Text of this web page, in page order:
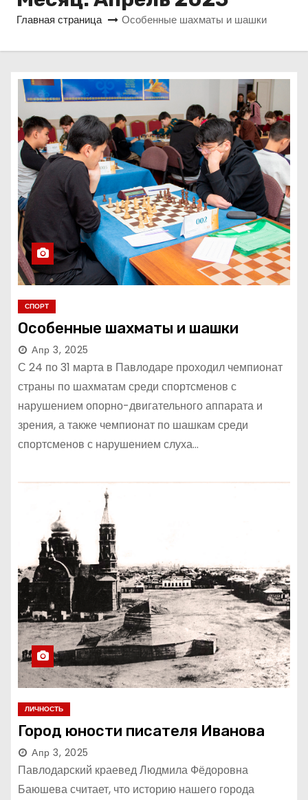
у
Главная страница Особенные шахматы и шашки
СПОРТ
Особенные шахматы и шашки
Апр 3, 2025
С 24 по 31 марта в Павлодаре проходил чемпионат
страны по шахматам среди спортсменов с
нарушением опорно-двигательного аппарата и
зрения, а также чемпионат по шашкам среди
спортсменов с нарушением слуха…
ЛИЧНОСТЬ
Город юности писателя Иванова
Апр 3, 2025
Павлодарский краевед Людмила Фёдоровна
Баюшева считает, что историю нашего города